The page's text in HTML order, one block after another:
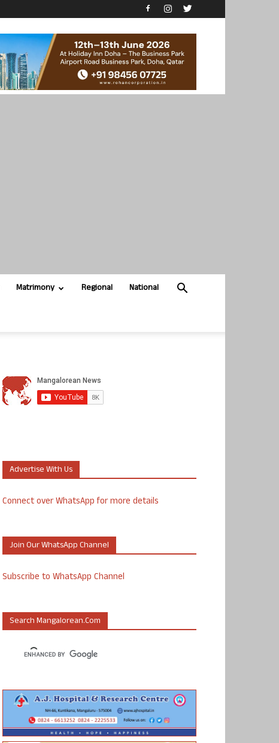
Matrimony Regional National
Advertise With Us
Connect over WhatsApp for more details
Join Our WhatsApp Channel
Subscribe to WhatsApp Channel
Search Mangalorean.com